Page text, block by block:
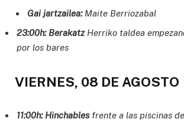
Gai jartzailea:Maite Berriozabal
23:00h: Berakatz Herriko taldea
por los bares
VIERNES, 08 DE AGOSTO
11:00h: Hinchablesfrente a las piscinas